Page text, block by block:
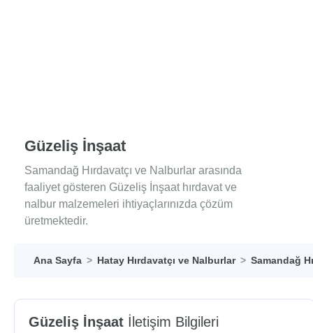
Güzeliş İnşaat
Samandağ Hırdavatçı ve Nalburlar arasında
faaliyet gösteren Güzeliş İnşaat hırdavat ve
nalbur malzemeleri ihtiyaçlarınızda çözüm
üretmektedir.
Ana Sayfa Hatay Hırdavatçı ve Nalburlar Samandağ
Güzeliş İnşaat İletişim Bilgileri